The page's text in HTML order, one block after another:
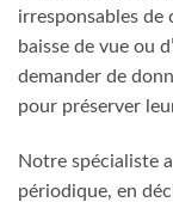
irresponsables de
baisse de vue ou
demander de
pour préserver
Notre spécialiste
périodique, en